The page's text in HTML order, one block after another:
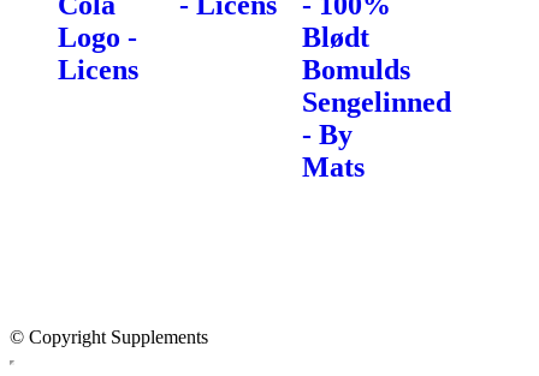
Logo -
Licens
Blødt
Bomulds
Sengelinned
- By
Mats
© Copyright Supplements